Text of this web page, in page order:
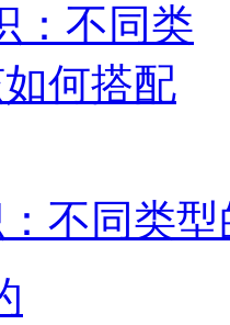
不同类